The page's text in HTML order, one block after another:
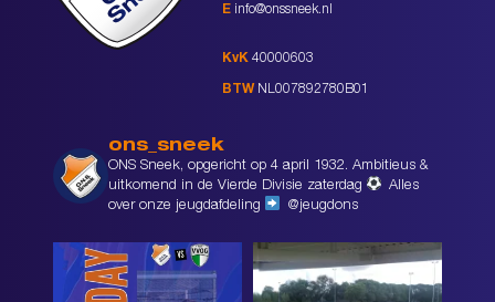
E info@onssneek.nl
KvK 40000603
BTW NL007892780B01
ons_sneek
ONS Sneek, opgericht op 4 april 1932. Ambitieus &
uitkomend in de Vierde Divisie zaterdag
Alles
over onze jeugdafdeling
@jeugdons